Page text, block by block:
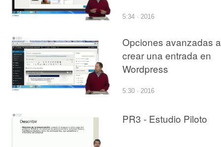
5:34 · 2016
Opciones avanzadas
crear una entrada en
Wordpress
5:30 · 2016
PR3 - Estudio Piloto